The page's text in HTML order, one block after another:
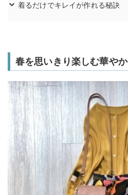
着るだけでキレイが作れる秘訣
春を思いきり楽しむ華や